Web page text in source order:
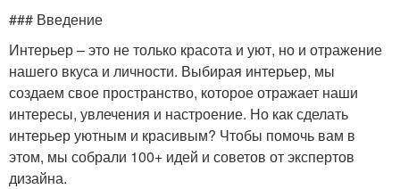
### Введение
Интерьер – это не только красота и уют, но и отражение
нашего вкуса и личности. Выбирая интерьер, мы
создаем свое пространство, которое отражает наши
интересы, увлечения и настроение. Но как сделать
интерьер уютным и красивым? Чтобы помочь вам в
этом, мы собрали 100+ идей и советов от экспертов
дизайна.